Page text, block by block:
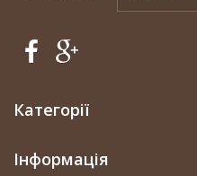
Категорії
Інформація